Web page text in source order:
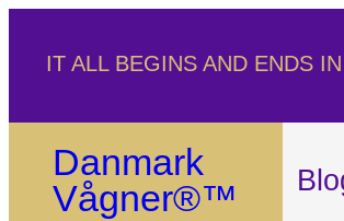
indhold
IT ALL BEGINS AND ENDS
Danmark
Vågner®™